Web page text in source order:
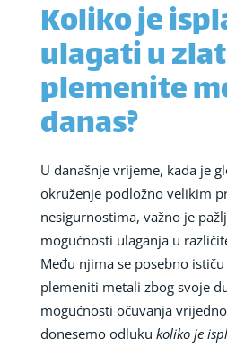
Koliko je
ulagati u
plemenite
danas?
U današnje vrijeme, kada je
okruženje podložno velikim
nesigurnostima, važno je
mogućnosti ulaganja u
Među njima se posebno
plemeniti metali zbog svoje
mogućnosti očuvanja
donesemo odluku koliko je